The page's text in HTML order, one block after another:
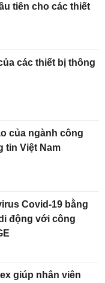
tiên cho các thiết
các thiết bị thông
của ngành công
tin Việt Nam
Covid-19 bằng
động với công
giúp nhân viên